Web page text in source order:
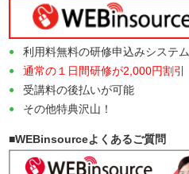
利用料無料の研修申込みシステム
通常の１日間研修が2,000円割引
受講料の後払いが可能
その他特典沢山！
■WEBinsourceよくあるご質問